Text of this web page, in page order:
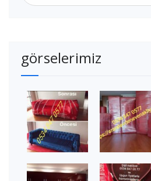
görselerimiz